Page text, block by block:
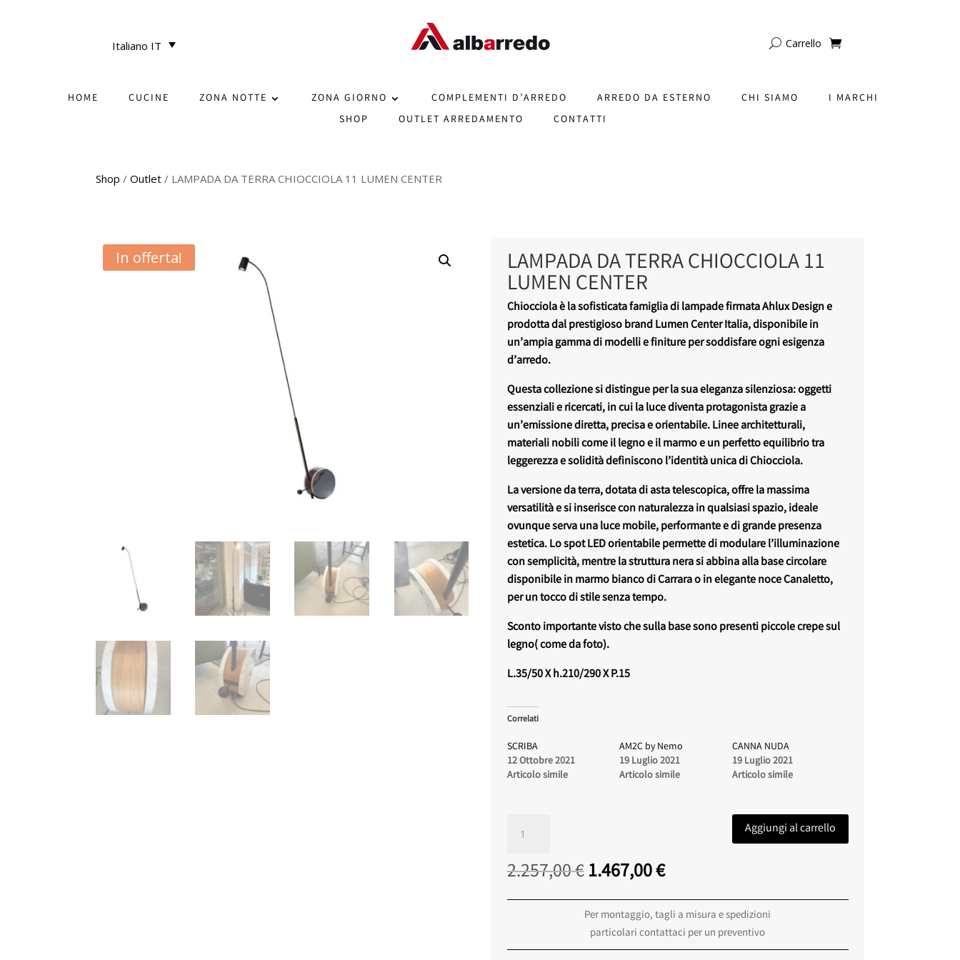
Italiano IT Carrello
HOME CUCINE ZONA NOTTE ZONA GIORNO COMPLEMENTI D’ARREDO ARREDO DA ESTERNO CHI SIAMO
I MARCHI
SHOP
OUTLET ARREDAMENTO CONTATTI
Shop /Outlet / LAMPADA DA TERRA CHIOCCIOLA 11 LUMEN CENTER
In offerta! LAMPADA DA TERRA CHIOCCIOLA 11
LUMEN CENTER
Chiocciola è la sofisticata famiglia di lampade firmata Ahlux Design e
prodotta dal prestigioso brand Lumen Center Italia, disponibile in
un’ampia gamma di modelli e finiture per soddisfare ogni esigenza
d’arredo.
Questa collezione si distingue per la sua eleganza silenziosa: oggetti
essenziali e ricercati, in cui la luce diventa protagonista grazie a
un’emissione diretta, precisa e orientabile. Linee architetturali,
materiali nobili come il legno e il marmo e un perfetto equilibrio tra
leggerezza e solidità definiscono l’identità unica di Chiocciola.
La versione da terra, dotata di asta telescopica, offre la massima
versatilità e si inserisce con naturalezza in qualsiasi spazio, ideale
ovunque serva una luce mobile, performante e di grande presenza
estetica. Lo spot LED orientabile permette di modulare l’illuminazione
con semplicità, mentre la struttura nera si abbina alla base circolare
disponibile in marmo bianco di Carrara o in elegante noce Canaletto,
per un tocco di stile senza tempo.
Sconto importante visto che sulla base sono presenti piccole crepe sul
legno( come da foto).
L.35/50 X h.210/290 X P.15
Correlati
SCRIBA
12 Ottobre 2021
Articolo simile
AM2C by Nemo
19 Luglio 2021
Articolo simile
CANNA NUDA
19 Luglio 2021
Articolo simile
CHIOCCIOLA
quantità
Aggiungi al carrello
2.257,00€Il
originale
era:
2.257,00 €.
1.467,00€Il
attuale
è:
1.467,00 €.
Per montaggio, tagli a misura e spedizioni
particolari contattaci per un preventivo